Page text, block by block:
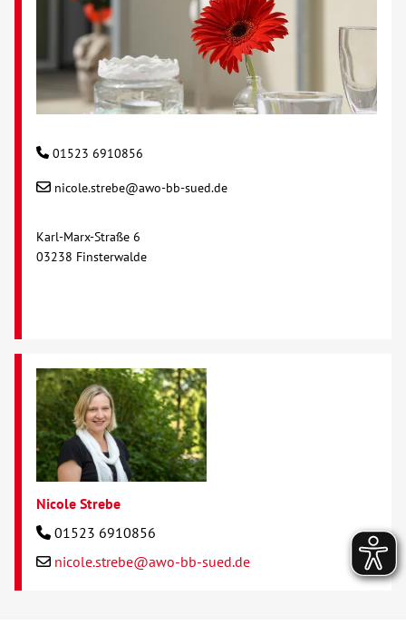
01523 6910856
nicole.strebe@awo-bb-sued.de
Karl-Marx-Straße 6
03238 Finsterwalde
Nicole Strebe
01523 6910856
nicole.strebe@awo-bb-sued.de